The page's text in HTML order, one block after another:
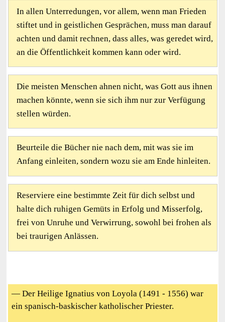
In allen Unterredungen, vor allem, wenn man Frieden
stiftet und in geistlichen Gesprächen, muss man darauf
achten und damit rechnen, dass alles, was geredet wird,
an die Öffentlichkeit kommen kann oder wird.
Die meisten Menschen ahnen nicht, was Gott aus ihnen
machen könnte, wenn sie sich ihm nur zur Verfügung
stellen würden.
Beurteile die Bücher nie nach dem, mit was sie im
Anfang einleiten, sondern wozu sie am Ende hinleiten.
Reserviere eine bestimmte Zeit für dich selbst und
halte dich ruhigen Gemüts in Erfolg und Misserfolg,
frei von Unruhe und Verwirrung, sowohl bei frohen als
bei traurigen Anlässen.
— Der Heilige Ignatius von Loyola (1491 - 1556) war
ein spanisch-baskischer katholischer Priester.